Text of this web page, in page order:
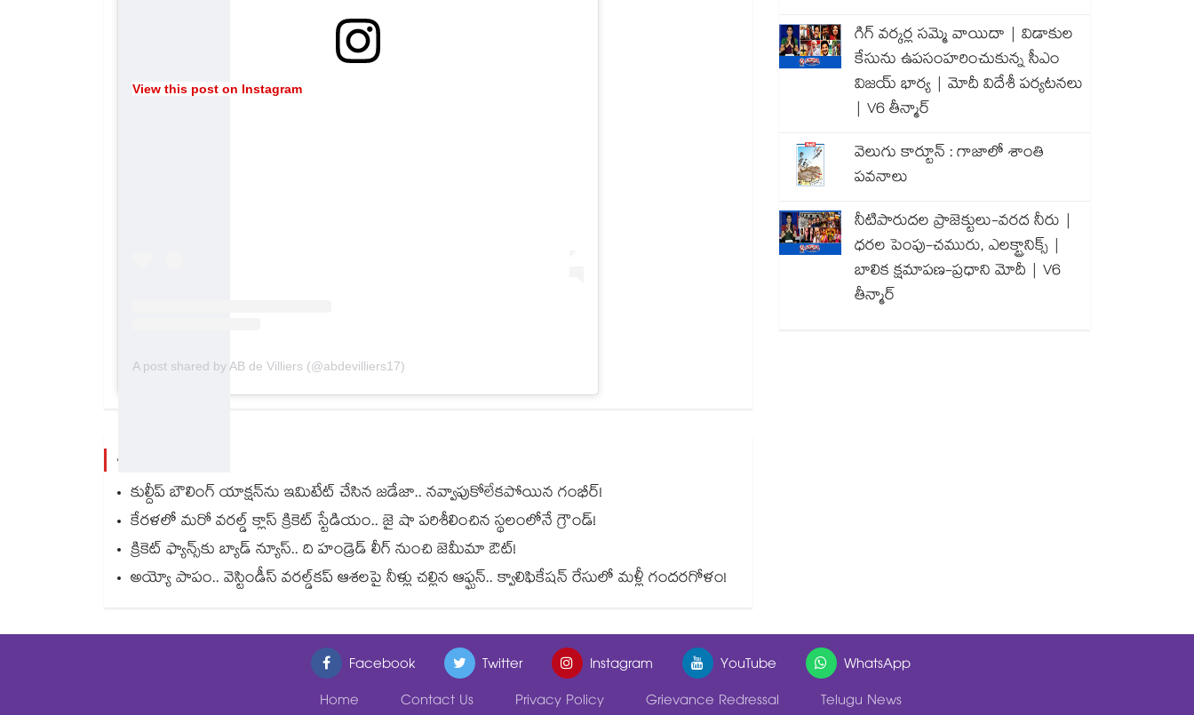
View this post on Instagram
A post shared by AB de Villiers (@abdevilliers17)
మరిన్ని వార్తలు
కుల్దీప్ బౌలింగ్ యాక్షన్‌ను ఇమిటేట్ చేసిన జడేజా.. నవ్వాపుకోలేకపోయిన గంభీర్!
కేరళలో మరో వరల్డ్ క్లాస్ క్రికెట్ స్టేడియం.. జై షా పరిశీలించిన స్థలంలోనే గ్రౌండ్!
క్రికెట్ ఫ్యాన్స్‌కు బ్యాడ్ న్యూస్.. ది హండ్రెడ్ లీగ్ నుంచి జెమీమా ఔట్!
అయ్యో పాపం.. వెస్టిండీస్ వరల్డ్‌కప్ ఆశలపై నీళ్లు చల్లిన ఆఫ్ఘన్.. క్వాలిఫికేషన్ రేసులో మళ్లీ గందరగోళం!
గిగ్ వర్కర్ల సమ్మె వాయిదా | విడాకుల
కేసును ఉపసంహరించుకున్న సీఎం
విజయ్ భార్య | మోదీ విదేశీ పర్యటనలు
| V6 తీన్మార్
వెలుగు కార్టూన్ : గాజాలో శాంతి
పవనాలు
నీటిపారుదల ప్రాజెక్టులు-వరద నీరు |
ధరల పెంపు-చమురు, ఎలక్ట్రానిక్స్ |
బాలిక క్షమాపణ-ప్రధాని మోదీ | V6
తీన్మార్
Facebook Twitter Instagram YouTube
WhatsApp
Home
Contact Us Privacy Policy Grievance Redressal Telugu News